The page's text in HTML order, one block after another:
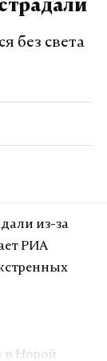
без света
из-за
РИА
в Новой